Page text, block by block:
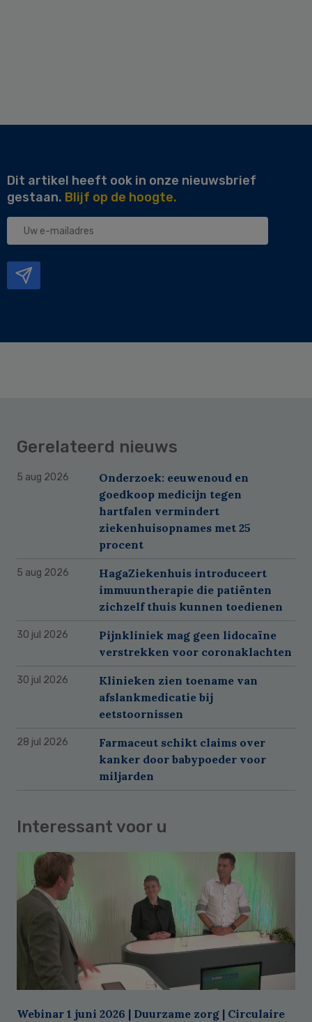
Dit artikel heeft ook in onze nieuwsbrief
gestaan. Blijf op de hoogte.
Uw
Gerelateerd nieuws
5 aug 2026
Onderzoek: eeuwenoud en
goedkoop medicijn tegen
hartfalen vermindert
ziekenhuisopnames met 25
procent
5 aug 2026
HagaZiekenhuis introduceert
immuuntherapie die patiënten
zichzelf thuis kunnen toedienen
30 jul 2026
Pijnkliniek mag geen lidocaïne
verstrekken voor coronaklachten
30 jul 2026
Klinieken zien toename van
afslankmedicatie bij
eetstoornissen
28 jul 2026
Farmaceut schikt claims over
kanker door babypoeder voor
miljarden
Interessant voor u
Webinar 1 juni 2026 | Duurzame zorg | Circulaire